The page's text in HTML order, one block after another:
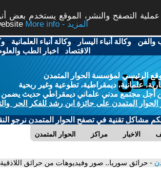
التصفح والنشر، الموقع يستخدم بعض
More info - المزيد
والفن -وكالة أنباء اليسار -وكالة أنباء العلمانية -
الاقتصاد - اخبار الطب
الرئيسي لمؤسسة الحوار المتمدن
علمانية، ديمقراطية، تطوعية وغير ربحية
أجل مجتمع مدني علماني ديمقراطي حديث يضمن
الحوار المتمدن على جائزة ابن رشد للفكر الحر
مشاكل تقنية في تصفح الحوار المتمدن نرجو
الحوار المتمدن مراكز الاخبار
- حرائق سوريا.. صور وفيديوهات من حرائق